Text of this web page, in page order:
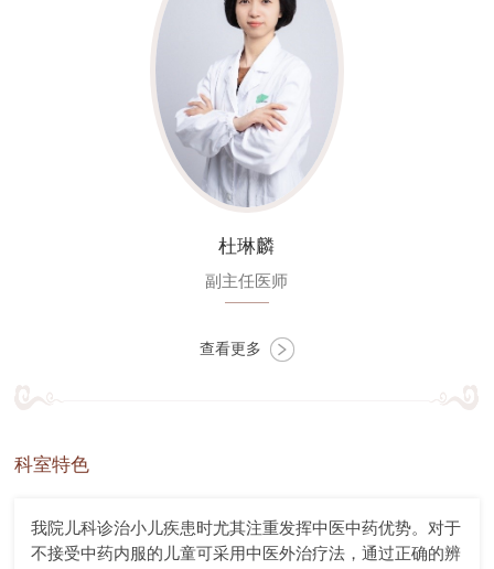
杜琳麟
副主任医师
查看更多
科室特色
我院儿科诊治小儿疾患时尤其注重发挥中医中药优势。对于
不接受中药内服的儿童可采用中医外治疗法，通过正确的辨